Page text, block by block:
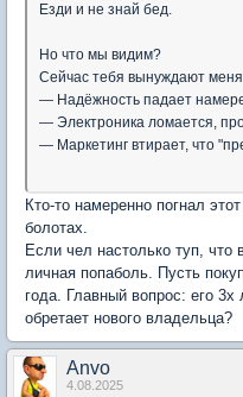
Езди и не знай бед.
Но что мы видим?
Сейчас тебя вынуждают
— Надёжность падает
— Электроника ломается,
— Маркетинг втирает, что
Кто-то намеренно погнал
болотах.
Если чел настолько туп, что
личная попаболь. Пусть
года. Главный вопрос: его
обретает нового владельца?
Anvo
4.08.2025